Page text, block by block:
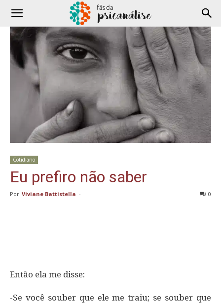
Cotidiano
Eu prefiro não saber
Por Viviane Battistella - 0
Então ela me disse:
-Se você souber que ele me traiu; se souber que